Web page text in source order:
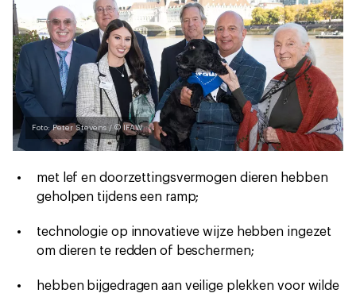
Foto: Peter Stevens / © IFAW
met lef en doorzettingsvermogen dieren hebben
geholpen tijdens een ramp;
technologie op innovatieve wijze hebben ingezet
om dieren te redden of beschermen;
hebben bijgedragen aan veilige plekken voor wilde